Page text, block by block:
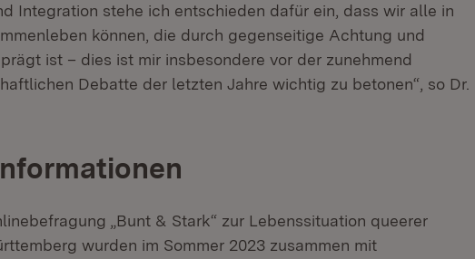
Integration stehe ich entschieden dafür ein, dass wir alle in
können, die durch gegenseitige Achtung und
ist – dies ist mir insbesondere vor der zunehmend
Debatte der letzten Jahre wichtig zu betonen“, so Dr.
„Bunt & Stark“ zur Lebenssituation queerer
wurden im Sommer 2023 zusammen mit